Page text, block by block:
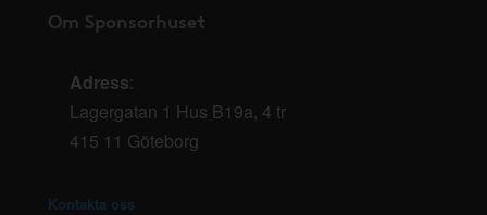
Om Sponsorhuset
Adress:
Lagergatan 1 Hus B19a, 4 tr
415 11 Göteborg
Kontakta oss